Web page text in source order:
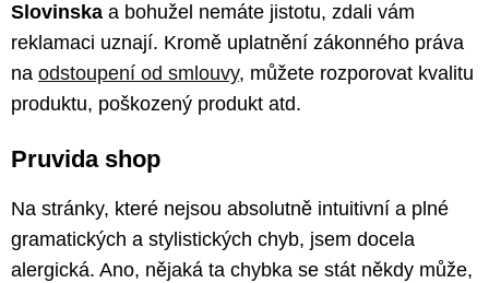
Slovinska a bohužel nemáte jistotu, zdali vám
reklamaci uznají. Kromě uplatnění zákonného práva
na odstoupení od smlouvy, můžete rozporovat kvalitu
produktu, poškozený produkt atd.
Pruvida shop
Na stránky, které nejsou absolutně intuitivní a plné
gramatických a stylistických chyb, jsem docela
alergická. Ano, nějaká ta chybka se stát někdy může,